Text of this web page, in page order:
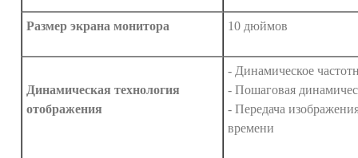
Размер экрана монитора 10 дюймов
Динамическая технология
отображения
- Динамическое
- Пошаговая
- Передача
времени